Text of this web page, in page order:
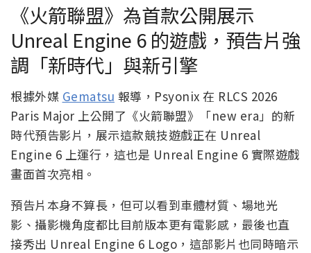
《火箭聯盟》為首款公開展示
Unreal Engine 6 的遊戲，預告片強
調「新時代」與新引擎
根據外媒 Gematsu 報導，Psyonix 在 RLCS 2026
Paris Major 上公開了《火箭聯盟》「new era」的新
時代預告影片，展示這款競技遊戲正在 Unreal
Engine 6 上運行，這也是 Unreal Engine 6 實際遊戲
畫面首次亮相。
預告片本身不算長，但可以看到車體材質、場地光
影、攝影機角度都比目前版本更有電影感，最後也直
接秀出 Unreal Engine 6 Logo，這部影片也同時暗示